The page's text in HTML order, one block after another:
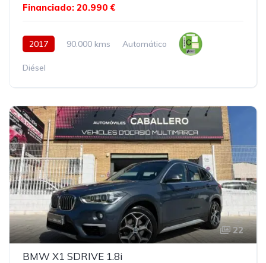
Financiado: 20.990 €
2017 90.000 kms Automático
Diésel
22
BMW X1 SDRIVE 1.8i